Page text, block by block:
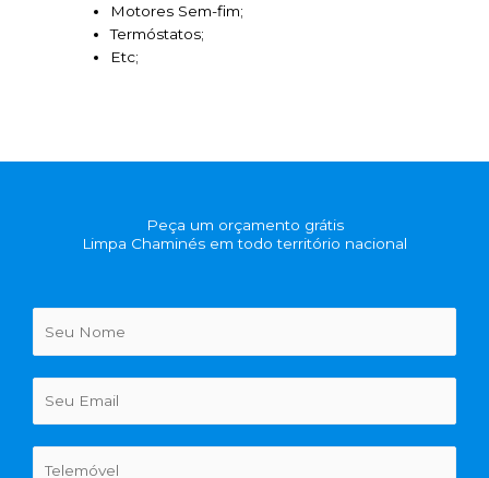
Motores Sem-fim;
Termóstatos;
Etc;
Peça um orçamento grátis
Limpa Chaminés em todo território nacional